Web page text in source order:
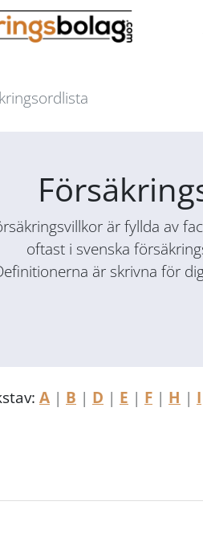
är fyllda av
oftast i svenska
är skrivna för
A | B | D | E | F | H | I